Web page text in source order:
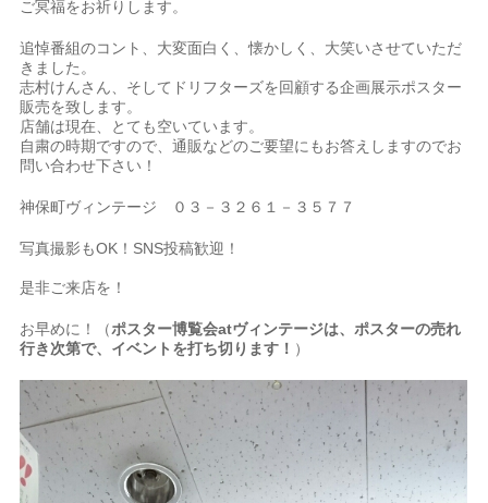
ご冥福をお祈りします。
追悼番組のコント、大変面白く、懐かしく、大笑いさせていただ
きました。
志村けんさん、そしてドリフターズを回顧する企画展示ポスター
販売を致します。
店舗は現在、とても空いています。
自粛の時期ですので、通販などのご要望にもお答えしますのでお
問い合わせ下さい！
神保町ヴィンテージ ０３－３２６１－３５７７
写真撮影もOK！SNS投稿歓迎！
是非ご来店を！
お早めに！（ポスター博覧会atヴィンテージは、ポスターの売れ
行き次第で、イベントを打ち切ります！ ）